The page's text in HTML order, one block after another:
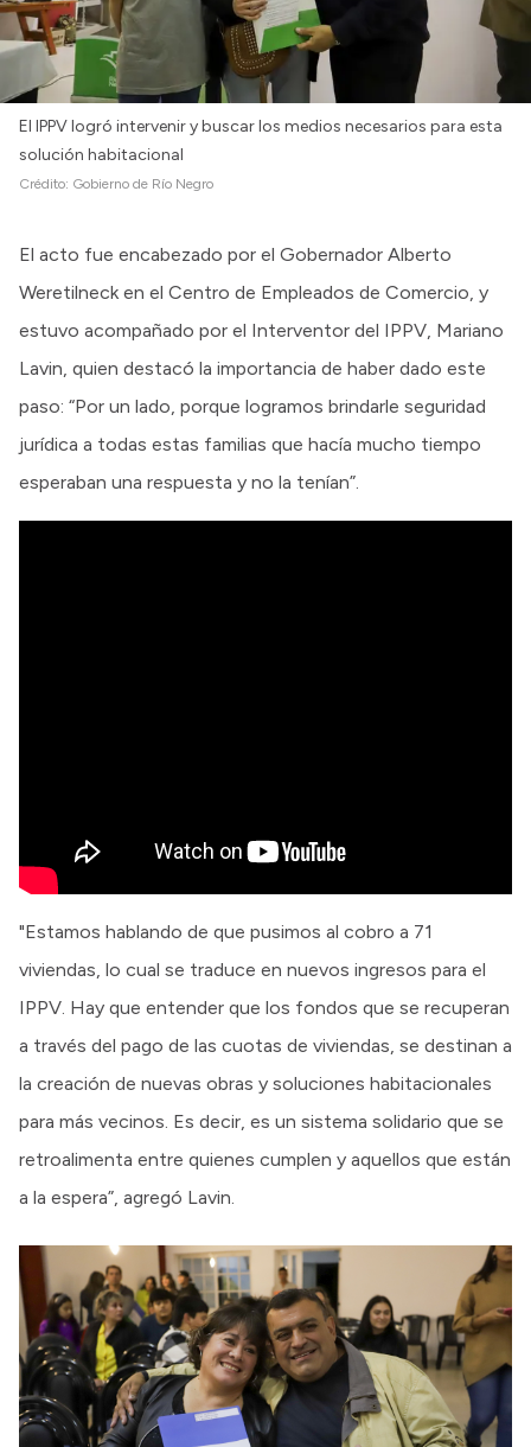
El IPPV logró intervenir y buscar los medios necesarios para esta
solución habitacional
Crédito: Gobierno de Río Negro
El acto fue encabezado por el Gobernador Alberto
Weretilneck en el Centro de Empleados de Comercio, y
estuvo acompañado por el Interventor del IPPV, Mariano
Lavin, quien destacó la importancia de haber dado este
paso: “Por un lado, porque logramos brindarle seguridad
jurídica a todas estas familias que hacía mucho tiempo
esperaban una respuesta y no la tenían”.
"Estamos hablando de que pusimos al cobro a 71
viviendas, lo cual se traduce en nuevos ingresos para el
IPPV. Hay que entender que los fondos que se recuperan
a través del pago de las cuotas de viviendas, se destinan a
la creación de nuevas obras y soluciones habitacionales
para más vecinos. Es decir, es un sistema solidario que se
retroalimenta entre quienes cumplen y aquellos que están
a la espera”, agregó Lavin.